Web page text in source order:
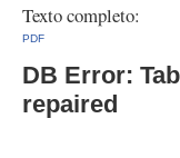
Texto completo:
PDF
DB Error:
repaired